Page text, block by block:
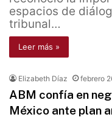
espacios de
tribunal…
Leer más »
Elizabeth Díaz febrero
ABM confía en
México ante plan